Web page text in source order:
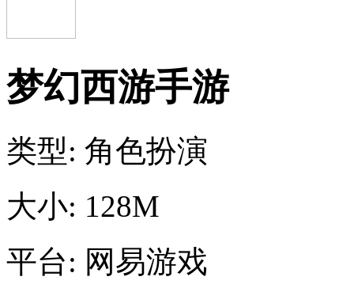
梦幻西游手游
类型: 角色扮演
大小: 128M
平台: 网易游戏